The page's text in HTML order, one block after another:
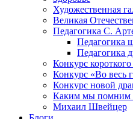
Художественная
Великая
Педагогика С.
Педагогика
Педагогика
Конкурс короткого
Конкурс «Во весь
Конкурс новой
Каким мы помним
Михаил Швейцер